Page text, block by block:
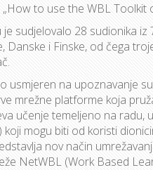
to use the WBL Toolkit
sudjelovalo 28 sudionika
Danske i Finske, od čega
usmjeren na upoznavanje
mrežne platforme koja
učenje temeljeno na radu,
koji mogu biti od koristi
nov način
NetWBL (Work Based